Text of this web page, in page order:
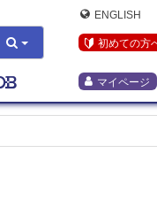
ENGLISH
初めての方
マイページ